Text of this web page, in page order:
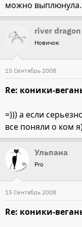
можно
river dragon
Новичок
15 Сентябрь 2008
Re: коники-
=))) а если
все поняли о ком
Ульпана
Pro
15 Сентябрь 2008
Re: коники-